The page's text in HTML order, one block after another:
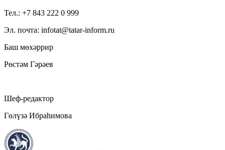
Тел.: +7 843 222 0 999
Эл. почта: infotat@tatar-inform.ru
Баш мөхәррир
Рөстәм Гәрәев
Шеф-редактор
Гөлүзә Ибраһимова